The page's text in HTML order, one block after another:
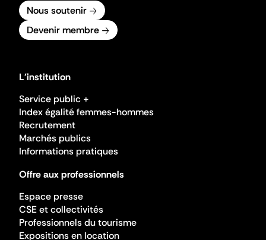
Nous soutenir
Devenir membre
L'institution
Service public +
Index égalité femmes-hommes
Recrutement
Marchés publics
Informations pratiques
Offre aux professionnels
Espace presse
CSE et collectivités
Professionnels du tourisme
Expositions en location